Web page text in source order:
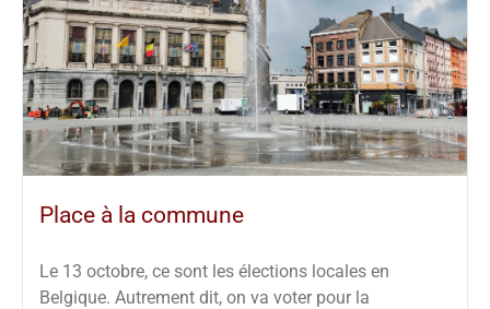
Place à la commune
Le 13 octobre, ce sont les élections locales en
Belgique. Autrement dit, on va voter pour la